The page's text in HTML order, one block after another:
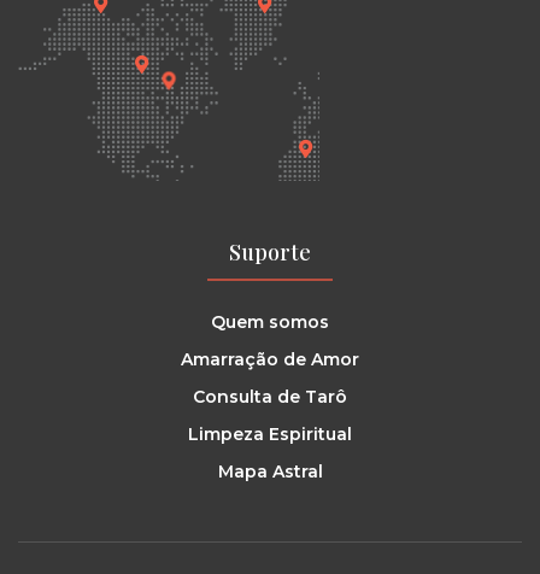
Suporte
Quem somos
Amarração de Amor
Consulta de Tarô
Limpeza Espiritual
Mapa Astral